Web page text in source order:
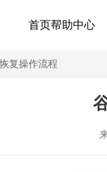
首页帮助中心
复操作流程